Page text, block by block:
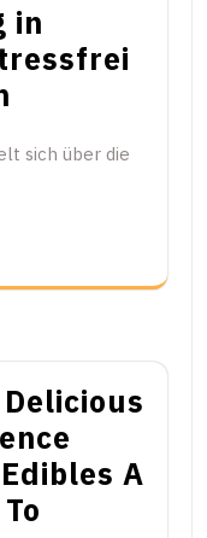
in
sich über die
A